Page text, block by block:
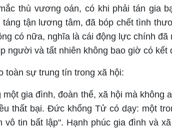
thù vương oán, có khi phải tán gia
táng tận lương tâm, đã bóp chết tình
có nữa, nghĩa là cái động lực chính
người và tất nhiên không bao giờ có kết
toàn sự trung tín trong xã hội:
một gia đình, đoàn thể, xã hội mà không
thất bại. Đức khổng Tử có dạy: một
vô tin bất lập". Hạnh phúc gia đình và